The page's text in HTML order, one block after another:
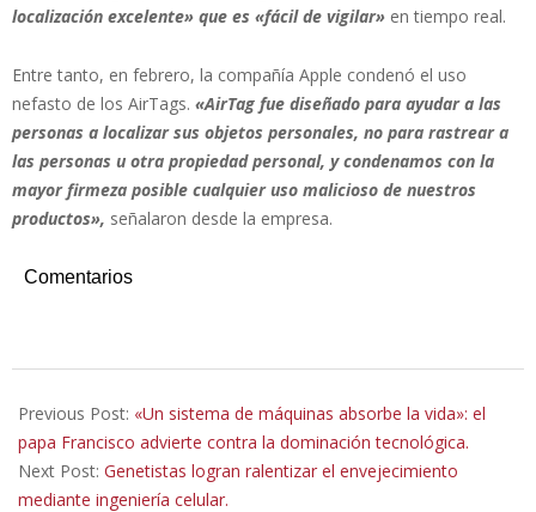
localización excelente» que es «fácil de vigilar» en tiempo real.
Entre tanto, en febrero, la compañía Apple condenó el uso
nefasto de los AirTags. «AirTag fue diseñado para ayudar a las
personas a localizar sus objetos personales, no para rastrear a
las personas u otra propiedad personal, y condenamos con la
mayor firmeza posible cualquier uso malicioso de nuestros
productos», señalaron desde la empresa.
Comentarios
05-
01
Previous Post: «Un sistema de máquinas absorbe la vida»: el
papa Francisco advierte contra la dominación tecnológica.
Next Post: Genetistas logran ralentizar el envejecimiento
mediante ingeniería celular.